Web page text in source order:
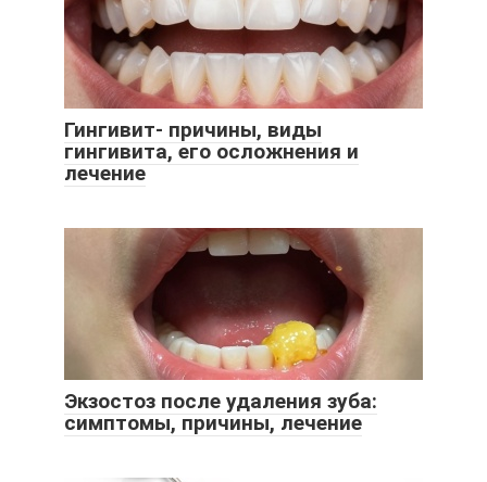
Гингивит- причины, виды
гингивита, его осложнения и
лечение
Экзостоз после удаления зуба:
симптомы, причины, лечение